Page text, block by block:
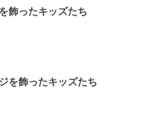
飾ったキッズたち
を飾ったキッズたち